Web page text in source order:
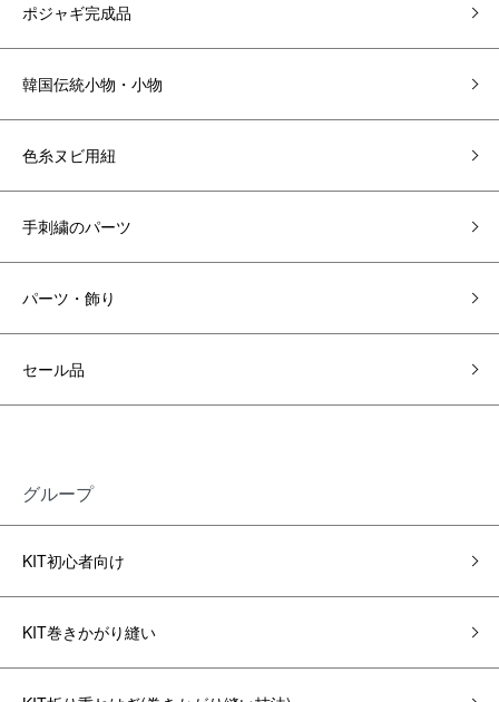
ポジャギ完成品
韓国伝統小物・小物
色糸ヌビ用紐
手刺繍のパーツ
パーツ・飾り
セール品
グループ
KIT初心者向け
KIT巻きかがり縫い